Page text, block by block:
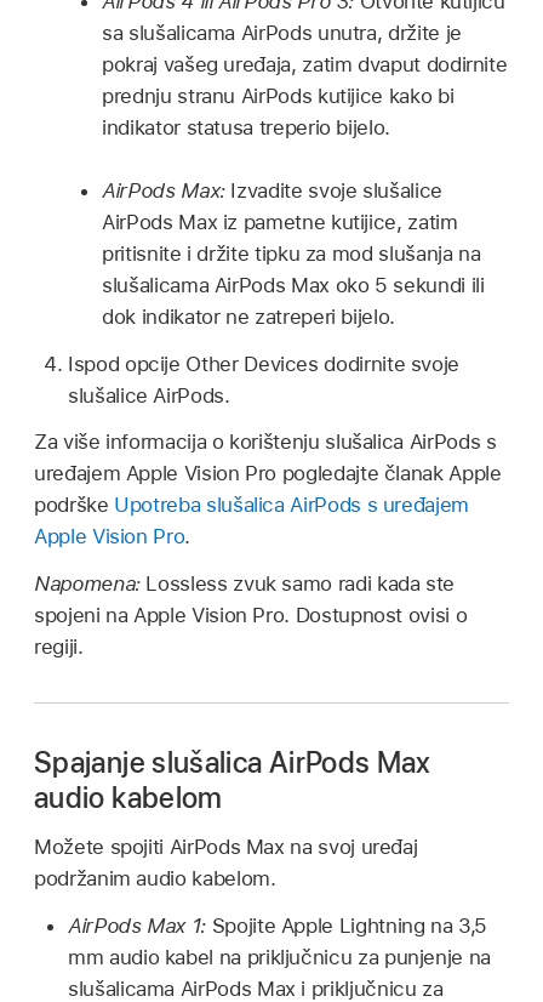
sa slušalicama AirPods unutra, držite je
pokraj vašeg uređaja, zatim dvaput dodirnite
prednju stranu AirPods kutijice kako bi
indikator statusa treperio bijelo.
AirPods Max: Izvadite svoje slušalice
AirPods Max iz pametne kutijice, zatim
pritisnite i držite tipku za mod slušanja na
slušalicama AirPods Max oko 5 sekundi ili
dok indikator ne zatreperi bijelo.
Ispod opcije Other Devices dodirnite svoje
slušalice AirPods.
Za više informacija o korištenju slušalica AirPods s
uređajem Apple Vision Pro pogledajte članak Apple
podrške Upotreba slušalica AirPods s uređajem
Apple Vision Pro.
Napomena: Lossless zvuk samo radi kada ste
spojeni na Apple Vision Pro. Dostupnost ovisi o
regiji.
Spajanje slušalica AirPods Max
audio kabelom
Možete spojiti AirPods Max na svoj uređaj
podržanim audio kabelom.
AirPods Max 1: Spojite Apple Lightning na 3,5
mm audio kabel na priključnicu za punjenje na
slušalicama AirPods Max i priključnicu za